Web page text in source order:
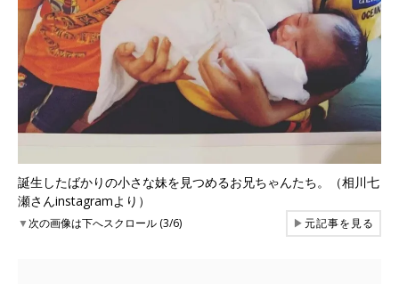
誕生したばかりの小さな妹を見つめるお兄ちゃんたち。（相川七
瀬さんinstagramより）
▼次の画像は下へスクロール (3/6) ▶元記事を見る